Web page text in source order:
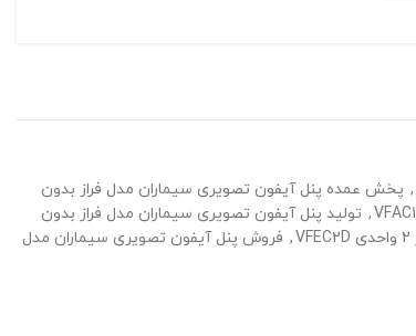
, پخش عمده پنل آیفون تصویری سیماران مدل فراز بدون
, تولید پنل آیفون تصویری سیماران مدل فراز بدون
, فروش پنل آیفون تصویری سیماران مدل